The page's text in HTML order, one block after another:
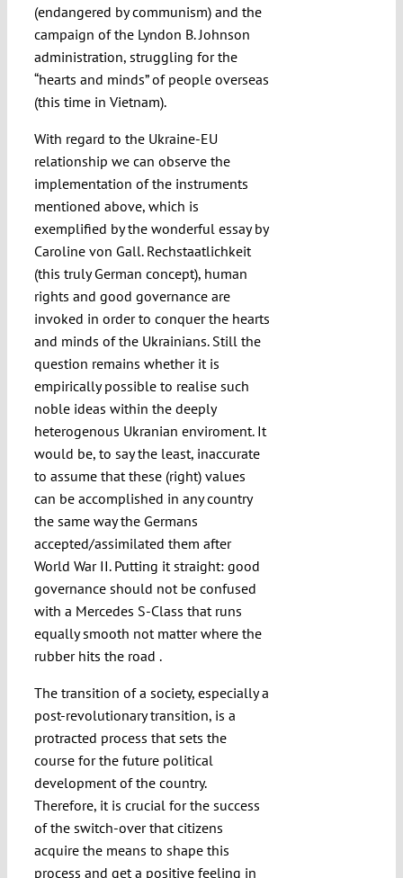
(endangered by communism) and the
campaign of the Lyndon B. Johnson
administration, struggling for the
“hearts and minds” of people overseas
(this time in Vietnam).
With regard to the Ukraine-EU
relationship we can observe the
implementation of the instruments
mentioned above, which is
exemplified by the wonderful essay by
Caroline von Gall. Rechstaatlichkeit
(this truly German concept), human
rights and good governance are
invoked in order to conquer the hearts
and minds of the Ukrainians. Still the
question remains whether it is
empirically possible to realise such
noble ideas within the deeply
heterogenous Ukranian enviroment. It
would be, to say the least, inaccurate
to assume that these (right) values
can be accomplished in any country
the same way the Germans
accepted/assimilated them after
World War II. Putting it straight: good
governance should not be confused
with a Mercedes S-Class that runs
equally smooth not matter where the
rubber hits the road .
The transition of a society, especially a
post-revolutionary transition, is a
protracted process that sets the
course for the future political
development of the country.
Therefore, it is crucial for the success
of the switch-over that citizens
acquire the means to shape this
process and get a positive feeling in